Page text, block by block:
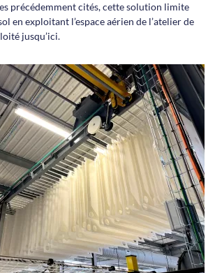
précédemment cités, cette solution limite
en exploitant l’espace aérien de l’atelier de
jusqu’ici.